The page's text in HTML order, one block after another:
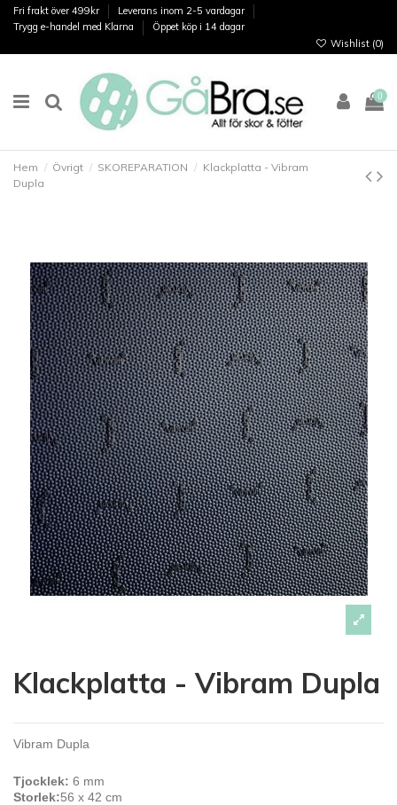
Fri frakt över 499kr
Leverans inom 2-5 vardagar
Trygg e-handel med Klarna
Öppet köp i 14 dagar
Wishlist (0)
0
Hem Övrigt SKOREPARATION
Klackplatta - Vibram
Dupla
Klackplatta - Vibram Dupla
Vibram Dupla
Tjocklek: 6 mm
Storlek:56 x 42 cm